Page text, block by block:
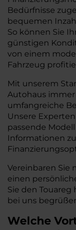
Bedürfnisse
bequemen
So können Sie
günstigen
von einem
Fahrzeug
Mit unserem
Autohaus
umfangreiche
Unsere
passende
Informationen
Vereinbaren Sie
einen
Sie den Touareg
bei uns
Welche